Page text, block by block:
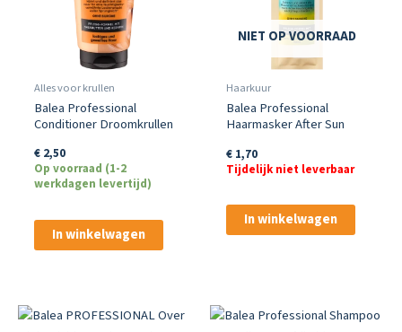
Alles voor krullen
Balea Professional
Conditioner Droomkrullen
€2,50
Op voorraad (1-2
werkdagen levertijd)
In winkelwagen
NIET OP VOORRAAD
Haarkuur
Balea Professional
Haarmasker After Sun
€1,70
Tijdelijk niet leverbaar
In winkelwagen